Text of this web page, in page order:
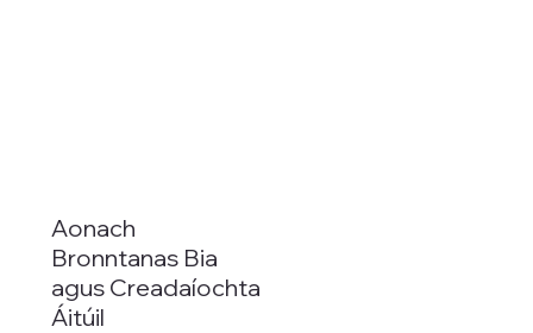
Aonach
Bronntanas Bia
agus Creadaíochta
Áitúil